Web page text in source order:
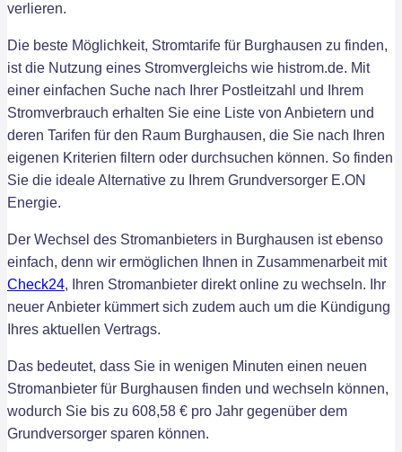
verlieren.
Die beste Möglichkeit, Stromtarife für Burghausen zu finden,
ist die Nutzung eines Stromvergleichs wie histrom.de. Mit
einer einfachen Suche nach Ihrer Postleitzahl und Ihrem
Stromverbrauch erhalten Sie eine Liste von Anbietern und
deren Tarifen für den Raum Burghausen, die Sie nach Ihren
eigenen Kriterien filtern oder durchsuchen können. So finden
Sie die ideale Alternative zu Ihrem Grundversorger E.ON
Energie.
Der Wechsel des Stromanbieters in Burghausen ist ebenso
einfach, denn wir ermöglichen Ihnen in Zusammenarbeit mit
Check24, Ihren Stromanbieter direkt online zu wechseln. Ihr
neuer Anbieter kümmert sich zudem auch um die Kündigung
Ihres aktuellen Vertrags.
Das bedeutet, dass Sie in wenigen Minuten einen neuen
Stromanbieter für Burghausen finden und wechseln können,
wodurch Sie bis zu 608,58 € pro Jahr gegenüber dem
Grundversorger sparen können.